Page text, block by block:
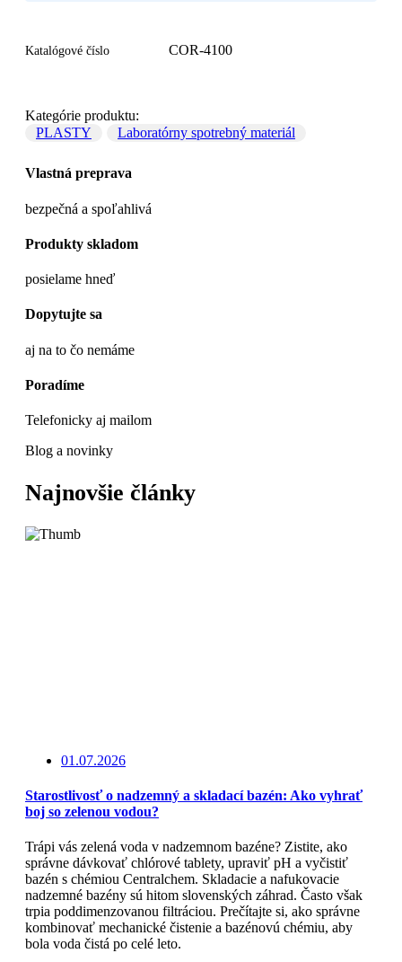
Katalógové číslo COR-4100
Kategórie produktu:
PLASTY
Laboratórny spotrebný materiál
Vlastná preprava
bezpečná a spoľahlivá
Produkty skladom
posielame hneď
Dopytujte sa
aj na to čo nemáme
Poradíme
Telefonicky aj mailom
Blog a novinky
Najnovšie články
01.07.2026
Starostlivosť o nadzemný a skladací bazén: Ako vyhrať
boj so zelenou vodou?
Trápi vás zelená voda v nadzemnom bazéne? Zistite, ako
správne dávkovať chlórové tablety, upraviť pH a vyčistiť
bazén s chémiou Centralchem. Skladacie a nafukovacie
nadzemné bazény sú hitom slovenských záhrad. Často však
trpia poddimenzovanou filtráciou. Prečítajte si, ako správne
kombinovať mechanické čistenie a bazénovú chémiu, aby
bola voda čistá po celé leto.